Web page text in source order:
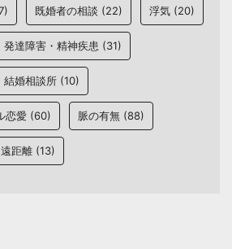
既婚者の相談 (22) 浮気 (20)
発達障害・精神疾患 (31)
結婚相談所 (10)
恋愛 (60) 脈の有無 (88)
遠距離 (13)